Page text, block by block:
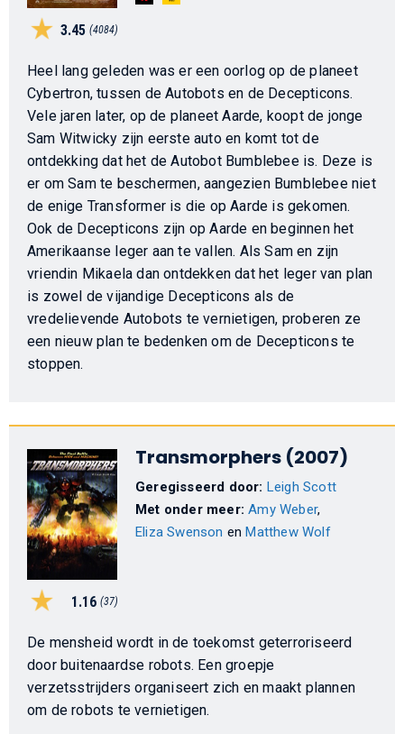
3.45 (4084)
Heel lang geleden was er een oorlog op de planeet
Cybertron, tussen de Autobots en de Decepticons.
Vele jaren later, op de planeet Aarde, koopt de jonge
Sam Witwicky zijn eerste auto en komt tot de
ontdekking dat het de Autobot Bumblebee is. Deze is
er om Sam te beschermen, aangezien Bumblebee niet
de enige Transformer is die op Aarde is gekomen.
Ook de Decepticons zijn op Aarde en beginnen het
Amerikaanse leger aan te vallen. Als Sam en zijn
vriendin Mikaela dan ontdekken dat het leger van plan
is zowel de vijandige Decepticons als de
vredelievende Autobots te vernietigen, proberen ze
een nieuw plan te bedenken om de Decepticons te
stoppen.
1.16 (37)
Transmorphers (2007)
Geregisseerd door: Leigh Scott
Met onder meer:Amy Weber,
Eliza Swenson enMatthew Wolf
De mensheid wordt in de toekomst geterroriseerd
door buitenaardse robots. Een groepje
verzetsstrijders organiseert zich en maakt plannen
om de robots te vernietigen.